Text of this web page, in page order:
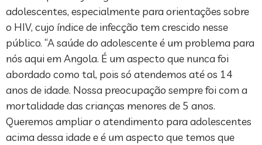
adolescentes, especialmente para orientações sobre
o HIV, cujo índice de infecção tem crescido nesse
público. “A saúde do adolescente é um problema para
nós aqui em Angola. É um aspecto que nunca foi
abordado como tal, pois só atendemos até os 14
anos de idade. Nossa preocupação sempre foi com a
mortalidade das crianças menores de 5 anos.
Queremos ampliar o atendimento para adolescentes
acima dessa idade e é um aspecto que temos que